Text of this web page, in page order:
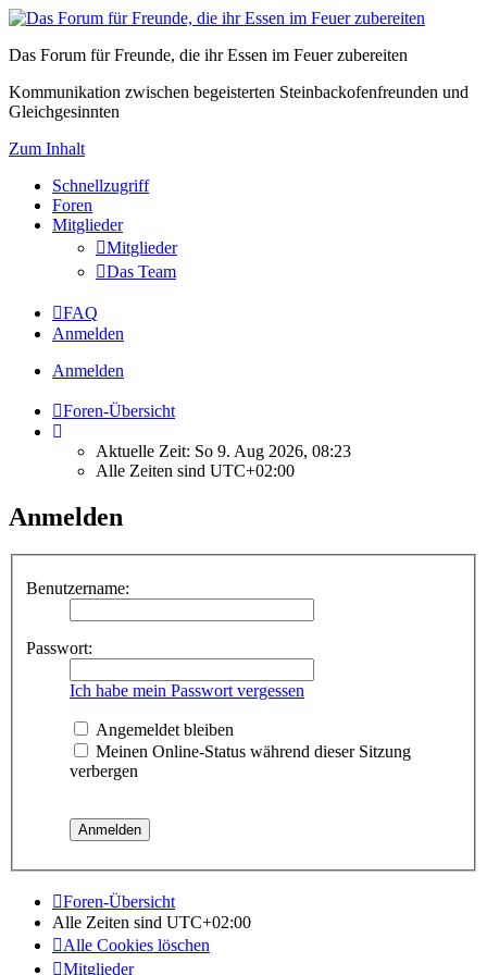
Das Forum für Freunde, die ihr Essen im Feuer zubereiten
Kommunikation zwischen begeisterten Steinbackofenfreunden und
Gleichgesinnten
Zum Inhalt
Schnellzugriff
Foren
Mitglieder
Mitglieder
Das Team
FAQ
Anmelden
Anmelden
Foren-Übersicht
Aktuelle Zeit: So 9. Aug 2026, 08:23
Alle Zeiten sind UTC+02:00
Anmelden
Benutzername:
Passwort:
Ich habe mein Passwort vergessen
Angemeldet bleiben
Meinen Online-Status während dieser Sitzung
verbergen
Foren-Übersicht
Alle Zeiten sind UTC+02:00
Alle Cookies löschen
Mitglieder